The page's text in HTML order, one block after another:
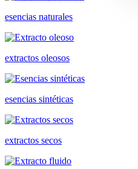
esencias naturales
extractos oleosos
esencias sintéticas
extractos secos